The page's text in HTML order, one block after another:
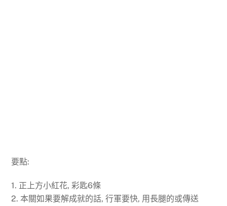
要點:
1. 正上方小紅花, 彩匙6條
2. 本關如果要解成就的話, 行軍要快, 用長腿的或傳送